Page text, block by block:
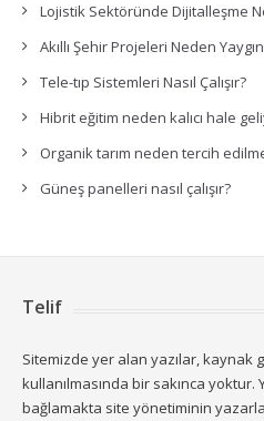
Lojistik Sektöründe Dijitalleşme
Akıllı Şehir Projeleri Neden
Tele-tıp Sistemleri Nasıl Çalışır?
Hibrit eğitim neden kalıcı hale
Organik tarım neden tercih
Güneş panelleri nasıl çalışır?
Telif
Sitemizde yer alan yazılar, kaynak
kullanılmasında bir sakınca
bağlamakta site yönetiminin